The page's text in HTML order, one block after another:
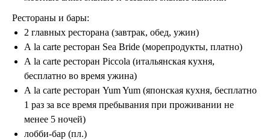
Рестораны и бары:
2 главных ресторана (завтрак, обед, ужин)
А la carte ресторан Sea Bride (морепродукты, платно)
А la carte ресторан Piccola (итальянская кухня,
бесплатно во время ужина)
А la carte ресторан Yum Yum (японская кухня, бесплатно
1 раз за все время пребывания при проживании не
менее 5 ночей)
лобби-бар (пл.)